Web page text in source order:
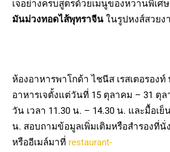
เจอย่างครบสูตรด้วยเมนูของหวานพิเศ
มันม่วงทอดไส้พุทราจีน ในรูปหงส์สวยง
ห้องอาหารพาโกด้า ไชนีส เรสเตอรองท์
อาหารเจตั้งแต่วันที่ 15 ตุลาคม – 31 ตุ
วัน เวลา 11.30 น. – 14.30 น. และมื้อเย็
น. สอบถามข้อมูลเพิ่มเติมหรือสำรองที่นั่ง
หรืออีเมล์มาที่ restaurant-